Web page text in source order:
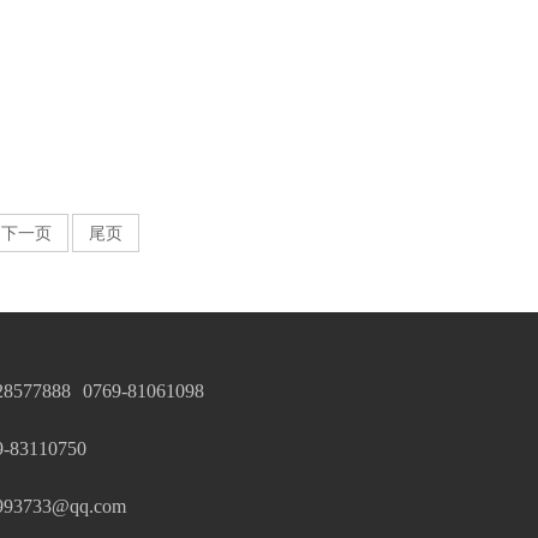
下一页 尾页
0769-81061098
83110750